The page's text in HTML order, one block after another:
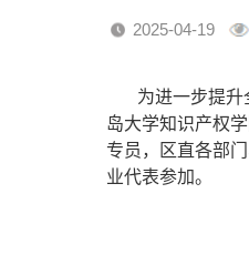
2025-04-19
为进一步提
岛大学知识产权
专员，区直各部
业代表参加。